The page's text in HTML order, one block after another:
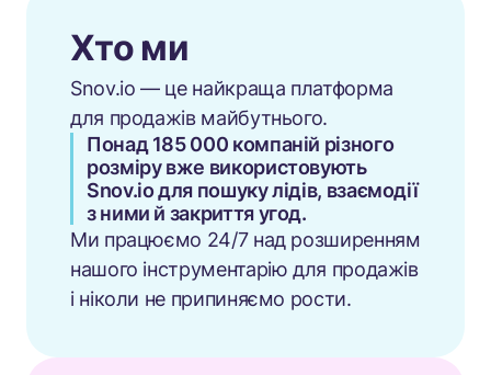
Хто ми
Snov.io — це найкраща платформа
для продажів майбутнього.
Понад 185 000 компаній різного
розміру вже використовують
Snov.io для пошуку лідів, взаємодії
з ними й закриття угод.
Ми працюємо 24/7 над розширенням
нашого інструментарію для продажів
і ніколи не припиняємо рости.